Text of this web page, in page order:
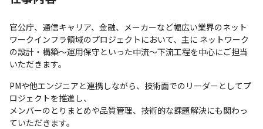
官公庁、通信キャリア、金融、メーカーなど幅広い業界のネット
ワークインフラ領域のプロジェクトにおいて、主に ネットワーク
の設計・構築〜運用保守といった中流〜下流工程を中心にご担当
いただきます。
PMや他エンジニアと連携しながら、技術面でのリーダーとしてプ
ロジェクトを推進し、
メンバーのとりまとめや品質管理、技術的な課題解決にも関わっ
ていただきます。